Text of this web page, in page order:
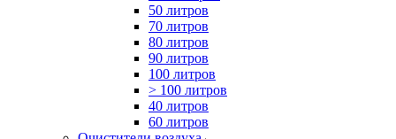
50 литров
70 литров
80 литров
90 литров
100 литров
> 100 литров
40 литров
60 литров